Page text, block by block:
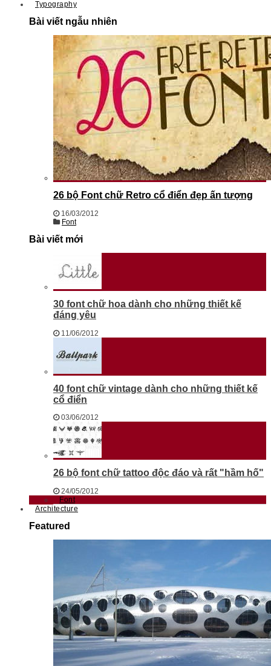
Typography
Bài viết ngẫu nhiên
26 bộ Font chữ Retro cổ điển đẹp ấn tượng
16/03/2012
Font
Bài viết mới
30 font chữ hoa dành cho những thiết kế
đáng yêu
11/06/2012
40 font chữ vintage dành cho những thiết kế
cổ điển
03/06/2012
26 bộ font chữ tattoo độc đáo và rất "hầm hố"
24/05/2012
Font
Architecture
Featured